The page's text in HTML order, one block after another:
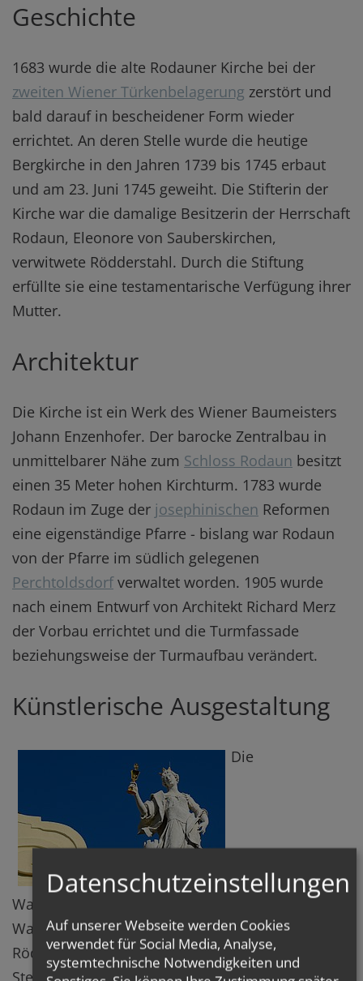
Geschichte
1683 wurde die alte Rodauner Kirche bei der
zweiten Wiener Türkenbelagerung zerstört und
bald darauf in bescheidener Form wieder
errichtet. An deren Stelle wurde die heutige
Bergkirche in den Jahren 1739 bis 1745 erbaut
und am 23. Juni 1745 geweiht. Die Stifterin der
Kirche war die damalige Besitzerin der Herrschaft
Rodaun, Eleonore von Sauberskirchen,
verwitwete Rödderstahl. Durch die Stiftung
erfüllte sie eine testamentarische Verfügung ihrer
Mutter.
Architektur
Die Kirche ist ein Werk des Wiener Baumeisters
Johann Enzenhofer. Der barocke Zentralbau in
unmittelbarer Nähe zum Schloss Rodaun besitzt
einen 35 Meter hohen Kirchturm. 1783 wurde
Rodaun im Zuge der josephinischen Reformen
eine eigenständige Pfarre - bislang war Rodaun
von der Pfarre im südlich gelegenen
Perchtoldsdorfverwaltet worden. 1905 wurde
nach einem Entwurf von Architekt Richard Merz
der Vorbau errichtet und die Turmfassade
beziehungsweise der Turmaufbau verändert.
Künstlerische Ausgestaltung
Die
Wappenkartusche über dem Vorbau zeigt das
Wappen des Burgherrn Philipp Ritter von
Rödderstahl († 1736). Die beiden großen
Steinfiguren auf dem Dach neben dem
Datenschutzeinstellungen
Auf unserer Webseite werden Cookies
verwendet für Social Media, Analyse,
systemtechnische Notwendigkeiten und